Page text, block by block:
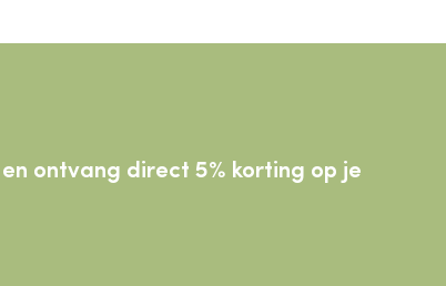
€ 233.00.€ 149.00.
en ontvang direct 5% korting op je